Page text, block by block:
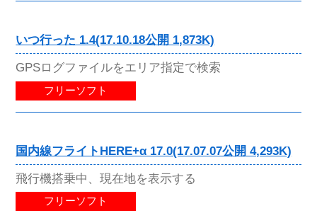
いつ行った 1.4(17.10.18公開 1,873K)
GPSログファイルをエリア指定で検索
フリーソフト
国内線フライトHERE+α 17.0(17.07.07公開 4,293K)
飛行機搭乗中、現在地を表示する
フリーソフト